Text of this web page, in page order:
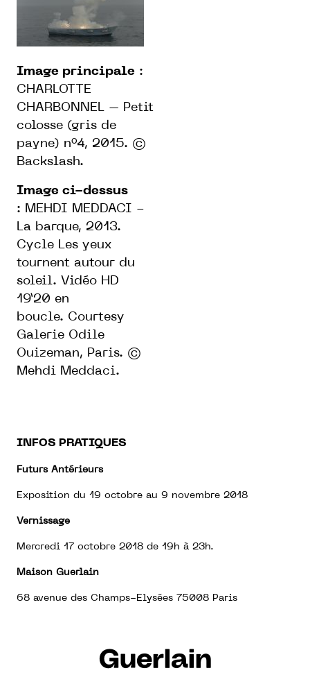
Image principale :
CHARLOTTE
CHARBONNEL – Petit
colosse (gris de
payne) n°4, 2015. ©
Backslash.
Image ci-dessus
: MEHDI MEDDACI -
La barque, 2013.
Cycle Les yeux
tournent autour du
soleil. Vidéo HD
19’20 en
boucle. Courtesy
Galerie Odile
Ouizeman, Paris. ©
Mehdi Meddaci.
INFOS PRATIQUES
Futurs Antérieurs
Exposition du 19 octobre au 9 novembre 2018
Vernissage
Mercredi 17 octobre 2018 de 19h à 23h.
Maison Guerlain
68 avenue des Champs-Elysées 75008 Paris
Guerlain